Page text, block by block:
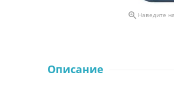
 Наведите
Описание